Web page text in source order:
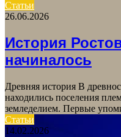
Статьи
26.06.2026
История
начиналось
Древняя история В
находились поселения
земледелием. Первые
Статьи
14.02.2026